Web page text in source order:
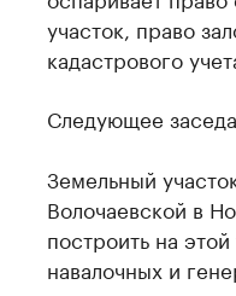
участок, право
кадастрового
Следующее
Земельный
Волочаевской в
построить на
навалочных и